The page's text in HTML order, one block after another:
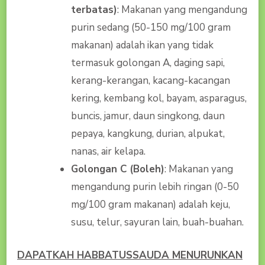
terbatas): Makanan yang mengandung
purin sedang (50-150 mg/100 gram
makanan) adalah ikan yang tidak
termasuk golongan A, daging sapi,
kerang-kerangan, kacang-kacangan
kering, kembang kol, bayam, asparagus,
buncis, jamur, daun singkong, daun
pepaya, kangkung, durian, alpukat,
nanas, air kelapa.
Golongan C (Boleh): Makanan yang
mengandung purin lebih ringan (0-50
mg/100 gram makanan) adalah keju,
susu, telur, sayuran lain, buah-buahan.
DAPATKAH HABBATUSSAUDA MENURUNKAN